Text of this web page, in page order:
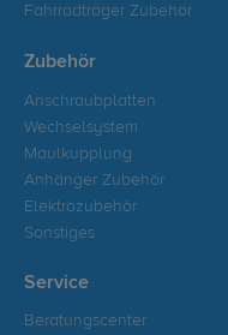
Fahrradträger Zubehör
Zubehör
Anschraubplatten
Wechselsystem
Maulkupplung
Anhänger Zubehör
Elektrozubehör
Sonstiges
Service
Beratungscenter